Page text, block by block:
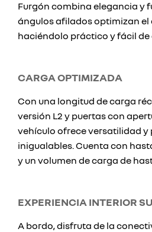
Furgón combina elegancia y
ángulos afilados optimizan el
haciéndolo práctico y fácil
CARGA OPTIMIZADA
Con una longitud de carga
versión L2 y puertas con
vehículo ofrece versatilidad
inigualables. Cuenta con
y un volumen de carga de
EXPERIENCIA INTERIOR
A bordo, disfruta de la